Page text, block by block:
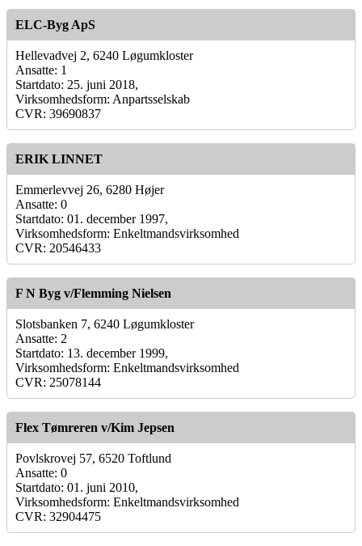
ELC-Byg ApS
Hellevadvej 2, 6240 Løgumkloster
Ansatte: 1
Startdato: 25. juni 2018,
Virksomhedsform: Anpartsselskab
CVR: 39690837
ERIK LINNET
Emmerlevvej 26, 6280 Højer
Ansatte: 0
Startdato: 01. december 1997,
Virksomhedsform: Enkeltmandsvirksomhed
CVR: 20546433
F N Byg v/Flemming Nielsen
Slotsbanken 7, 6240 Løgumkloster
Ansatte: 2
Startdato: 13. december 1999,
Virksomhedsform: Enkeltmandsvirksomhed
CVR: 25078144
Flex Tømreren v/Kim Jepsen
Povlskrovej 57, 6520 Toftlund
Ansatte: 0
Startdato: 01. juni 2010,
Virksomhedsform: Enkeltmandsvirksomhed
CVR: 32904475